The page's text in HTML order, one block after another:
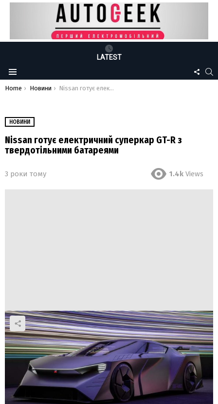
LATEST
Menu
US
You are here:
Home Новини Nissan готує електричний суперкар GT-R з твердотільними батареями
НОВИНИ
Nissan готує електричний суперкар GT-R з
твердотільними батареями
3 роки тому 1.4k Views